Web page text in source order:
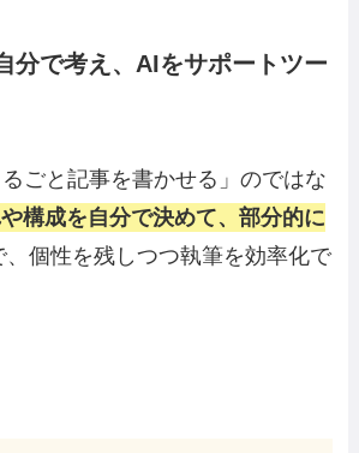
分で考え、AIをサポートツー
ごと記事を書かせる」のではな
構成を自分で決めて、部分的に
、個性を残しつつ執筆を効率化で